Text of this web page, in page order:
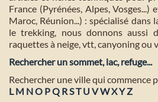
France (Pyrénées, Alpes, Vosges...)
Maroc, Réunion...) : spécialisé dans
le trekking, nous donnons aussi
raquettes à neige, vtt, canyoning ou
Rechercher un sommet, lac, refuge...
Rechercher une ville qui commence
L M NO PQ RST U VWXYZ